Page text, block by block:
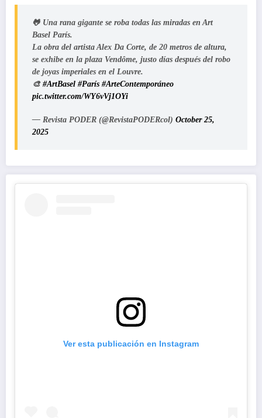
🐸 Una rana gigante se roba todas las miradas en Art
Basel París.
La obra del artista Alex Da Corte, de 20 metros de altura,
se exhibe en la plaza Vendôme, justo días después del robo
de joyas imperiales en el Louvre.
🎨 #ArtBasel #París #ArteContemporáneo
pic.twitter.com/WY6vVj1OYi
— Revista PODER (@RevistaPODERcol) October 25,
2025
Ver esta publicación en Instagram